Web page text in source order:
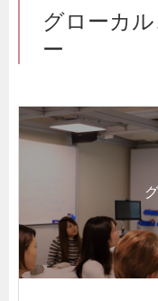
グローカ
ー